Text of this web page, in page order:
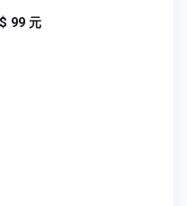
$ 99 元